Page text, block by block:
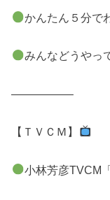
かんたん５分で
みんなどうやっ
—————–
【ＴＶＣＭ】
小林芳彦TVCM